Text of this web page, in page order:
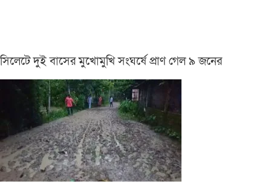
সিলেটে দুই বাসের মুখোমুখি সংঘর্ষে প্রাণ গেল ৯ জনের